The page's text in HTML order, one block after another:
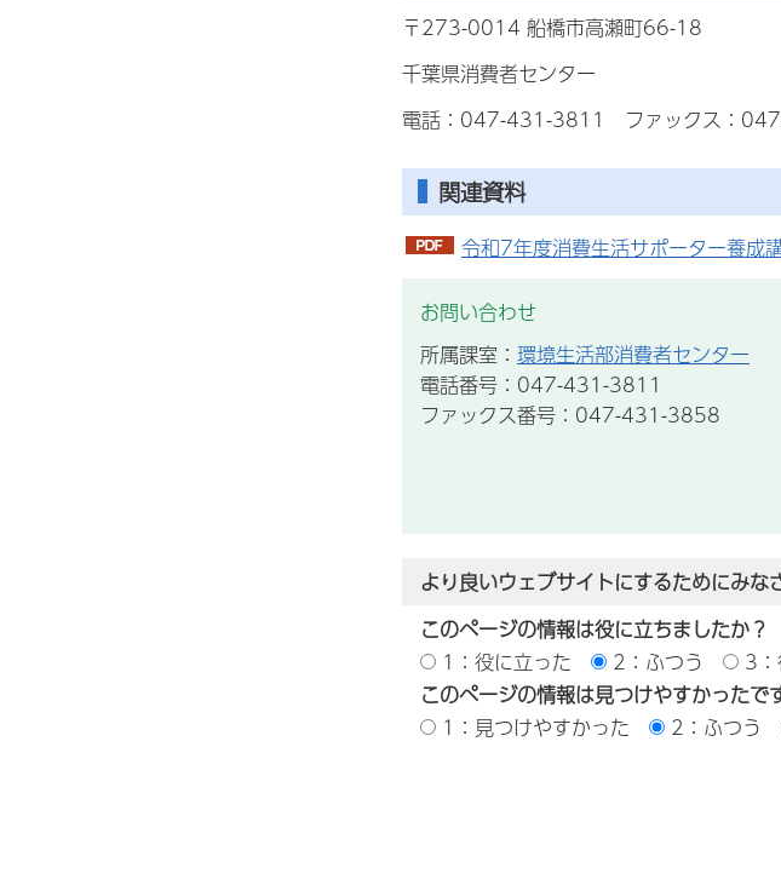
〒273-0014 船橋市高瀬町66-18
千葉県消費者センター
電話：047-431-3811 ファックス：
関連資料
令和7年度消費生活サポーター養成
お問い合わせ
所属課室： 環境生活部消費者センター
電話番号：047-431-3811
ファックス番号：047-431-3858
より良いウェブサイトにするためにみ
このページの情報は役に立ちましたか？
1：役に立った
2：ふつう
3
このページの情報は見つけやすかったで
1：見つけやすかった
2：ふつう